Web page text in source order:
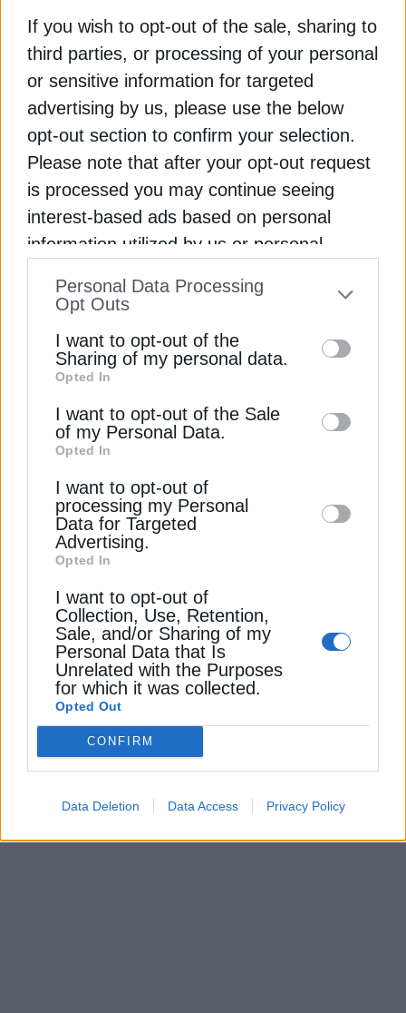
If you wish to opt-out of the sale, sharing to
third parties, or processing of your personal
or sensitive information for targeted
advertising by us, please use the below
opt-out section to confirm your selection.
Please note that after your opt-out request
is processed you may continue seeing
interest-based ads based on personal
information utilized by us or personal
to your opt-out. You may separately opt-out
information by third parties on the IAB’s list
of downstream participants. This
information may also be disclosed by us to
third parties on theIAB’s List of
Downstream Participants
disclose it to other third parties.
Personal Data Processing
Opt Outs
I want to opt-out of the
Sharing of my personal data.
Opted In
I want to opt-out of the Sale
of my Personal Data.
Opted In
I want to opt-out of
processing my Personal
Data for Targeted
Advertising.
Opted In
I want to opt-out of
Collection, Use, Retention,
Sale, and/or Sharing of my
Personal Data that Is
Unrelated with the Purposes
for which it was collected.
Opted Out
CONFIRM
Data Deletion Data Access Privacy Policy
ΠΕΡΙΒΑΛΛΟΝ
ΔΕΥΑ: Τι αλλάζει με τον Κώδικα Τοπικής
Αυτοδιοίκησης, το στοίχημα για εξυγίανση
25 Δεκεμβρίου 2025
ΠΕΡΙΒΑΛΛΟΝ
Πώς επηρεάζουν τα κύματα καύσωνα
τους ωκεανούς;
17 Οκτωβρίου 2024
ΠΕΡΙΒΑΛΛΟΝ
ΥΠΕΝ: Κοντά σε ολοκλήρωση η
θεσμοθέτηση του Εθνικού Θαλάσσιου
Πάρκου Νοτίου Αιγαίου 1 – Νότιες
Κυκλάδες